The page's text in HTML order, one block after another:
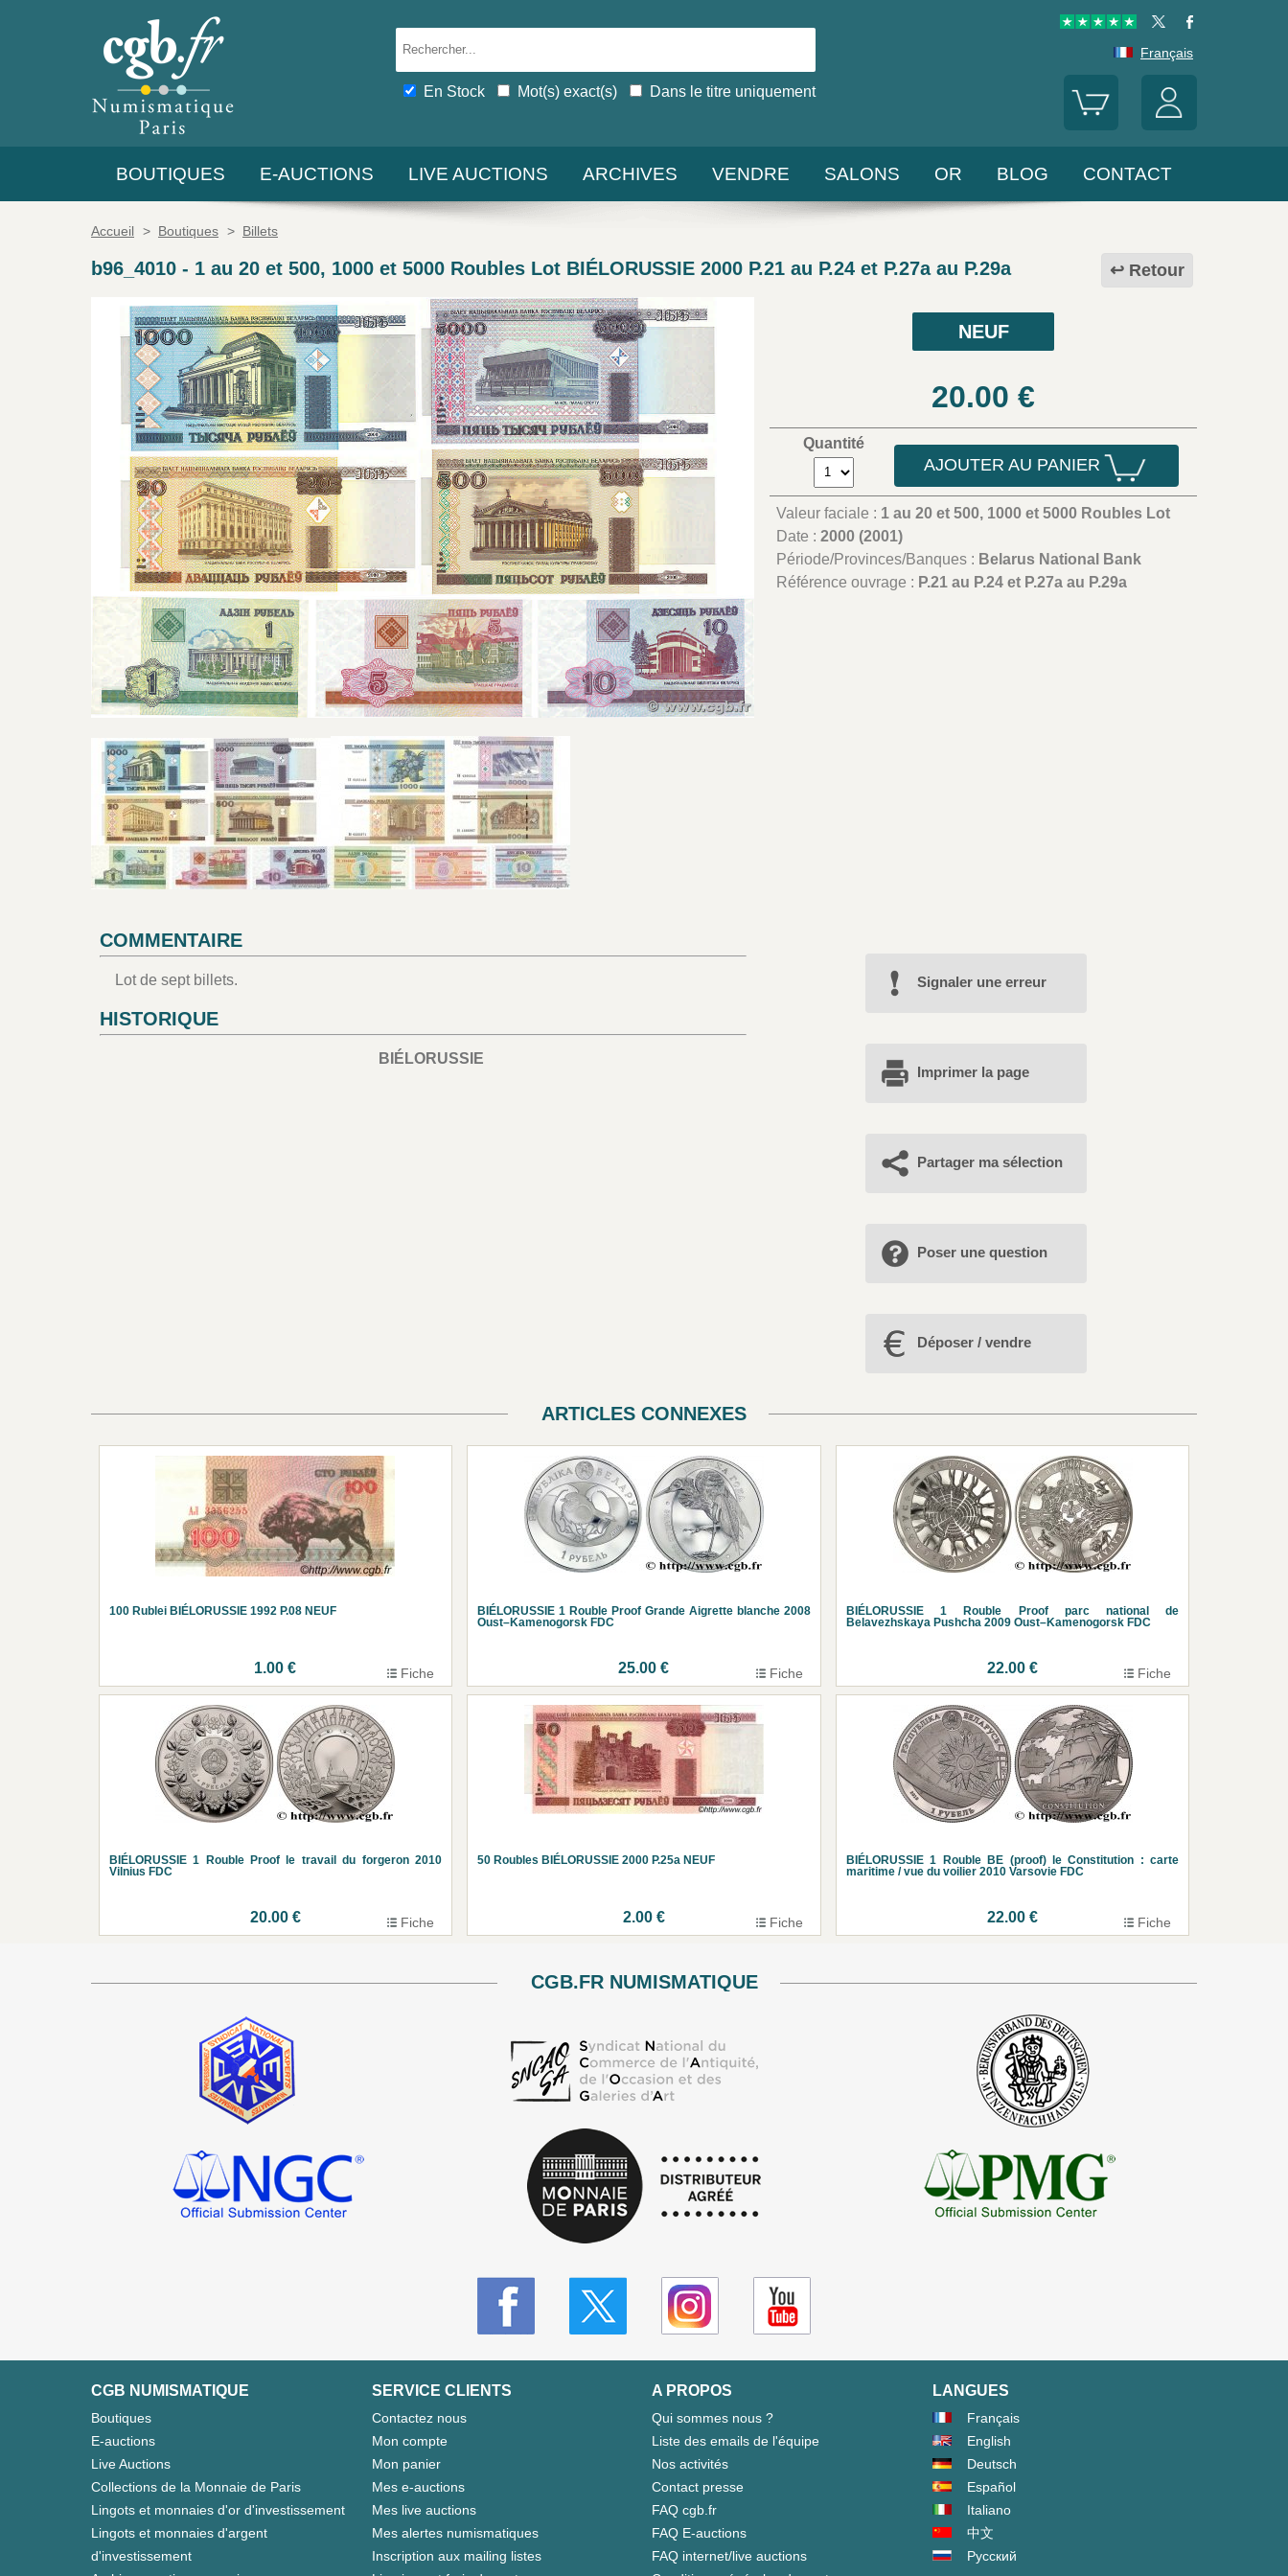
En Stock Mot(s) exact(s) Dans le titre uniquement
Français
BOUTIQUES E-AUCTIONS LIVE AUCTIONS ARCHIVES VENDRE SALONS OR BLOG CONTACT
Accueil > Boutiques > Billets
Retour
b96_4010 - 1 au 20 et 500, 1000 et 5000 Roubles Lot BIÉLORUSSIE 2000 P.21 au P.24 et P.27a au P.29a
NEUF
20.00 €
Quantité
AJOUTER AU PANIER
Valeur faciale : 1 au 20 et 500, 1000 et 5000 Roubles Lot
Date :2000 (2001)
Période/Provinces/Banques : Belarus National Bank
Référence ouvrage : P.21 au P.24 et P.27a au P.29a
COMMENTAIRE
Lot de sept billets.
HISTORIQUE
BIÉLORUSSIE
Signaler une erreur
Imprimer la page
Partager ma sélection
Poser une question
Déposer / vendre
ARTICLES CONNEXES
100 Rublei BIÉLORUSSIE 1992 P.08 NEUF
1.00 € Fiche
BIÉLORUSSIE 1 Rouble Proof Grande Aigrette blanche 2008
Oust–Kamenogorsk FDC
25.00 € Fiche
BIÉLORUSSIE 1 Rouble Proof parc national de
Belavezhskaya Pushcha 2009 Oust–Kamenogorsk FDC
22.00 € Fiche
BIÉLORUSSIE 1 Rouble Proof le travail du forgeron 2010
Vilnius FDC
20.00 € Fiche
50 Roubles BIÉLORUSSIE 2000 P.25a NEUF
2.00 € Fiche
BIÉLORUSSIE 1 Rouble BE (proof) le Constitution : carte
maritime / vue du voilier 2010 Varsovie FDC
22.00 € Fiche
CGB.FR NUMISMATIQUE
CGB NUMISMATIQUE
Boutiques
E-auctions
Live Auctions
Collections de la Monnaie de Paris
Lingots et monnaies d'or d'investissement
Lingots et monnaies d'argent
d'investissement
SERVICE CLIENTS
Contactez nous
Mon compte
Mon panier
Mes e-auctions
Mes live auctions
Mes alertes numismatiques
Inscription aux mailing listes
A PROPOS
Qui sommes nous ?
Liste des emails de l'équipe
Nos activités
Contact presse
FAQ cgb.fr
FAQ E-auctions
FAQ internet/live auctions
LANGUES
Français
English
Deutsch
Español
Italiano
中文
Русский